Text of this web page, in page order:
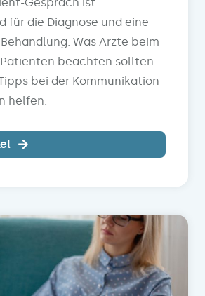
für die Diagnose und eine
Was Ärzte beim
beachten sollten
bei der Kommunikation
helfen.